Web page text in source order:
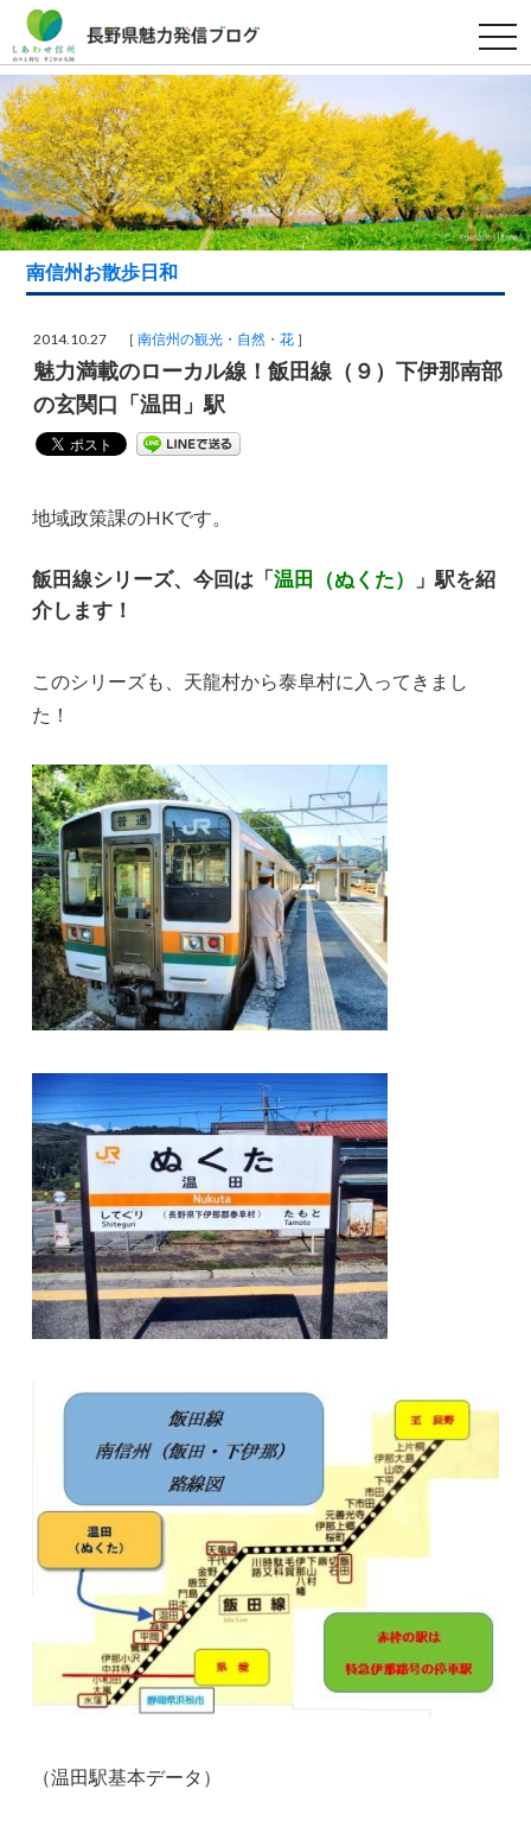
t
o
g
a
v
i
g
a
t
n
南信州お散歩日和
2014.10.27 ［南信州の観光・自然・花 ］
魅力満載のローカル線！飯田線（９）下伊那南部
の玄関口「温田」駅
地域政策課のHKです。
飯田線シリーズ、今回は「温田（ぬくた）
」駅を紹
介します！
このシリーズも、天龍村から泰阜村に入ってきまし
た！
（温田駅基本データ）